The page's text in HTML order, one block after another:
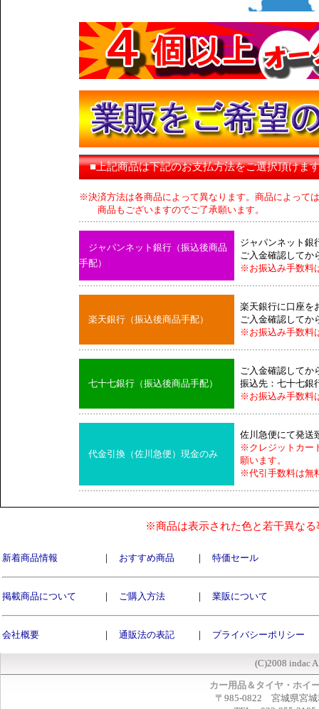
■上記商品は下記のお支払方法をご選択頂けま
※決済方法は各商品によって異なります。商品によって
商品もございますのでご了承願います。
ジャパンネット銀行（振込後商品
手配）
ジャパンネット銀
ご入金確認してか
※お振込み手数料
楽天銀行（振込後商品手配）
楽天銀行に口座を
ご入金確認してか
※お振込み手数料
七十七銀行（振込後商品手配）
ご入金確認してか
振込先：七十七銀
※お振込み手数料
代金引換（佐川急便）現金のみ
佐川急便にて発送
※クレジットカー
願います。
※代引手数料は無
※商品は表示された色と若干異な
新着商品情報 ｜ おすすめ商品 ｜ 特価セール
掲載商品について ｜ ご購入方法 ｜ 業販について
会社概要 ｜ 通販法の表記 ｜ プライバシーポリシー
(C)2008 indac
カー用品＆タイヤ・ホイ
〒985-0822 宮城県宮城